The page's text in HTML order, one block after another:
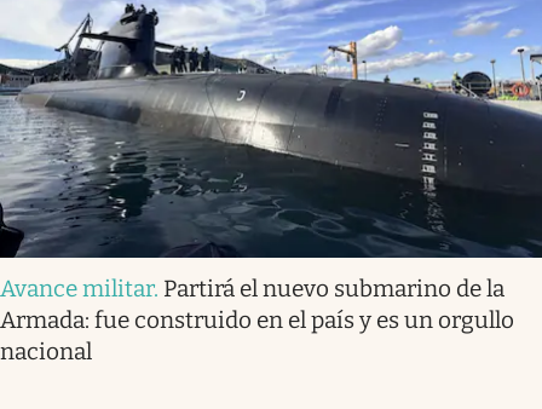
Avance militar. Partirá el nuevo submarino de la
Armada: fue construido en el país y es un orgullo
nacional